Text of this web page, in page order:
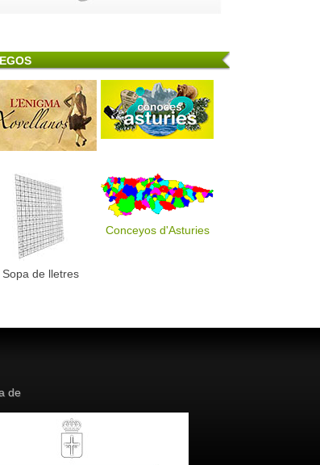
Sopa de lletres
Conceyos d'Asturies
de